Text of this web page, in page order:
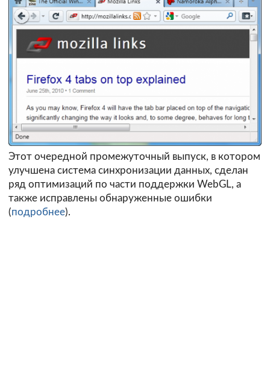
Этот очередной промежуточный выпуск, в котором
улучшена система синхронизации данных, сделан
ряд оптимизаций по части поддержки WebGL, а
также исправлены обнаруженные ошибки
(подробнее).